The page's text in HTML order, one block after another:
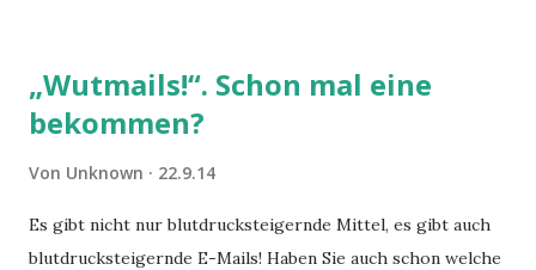
„Wutmails!“. Schon mal eine
bekommen?
Von Unknown 22.9.14
Es gibt nicht nur blutdrucksteigernde Mittel, es gibt auch
blutdrucksteigernde E-Mails! Haben Sie auch schon welche